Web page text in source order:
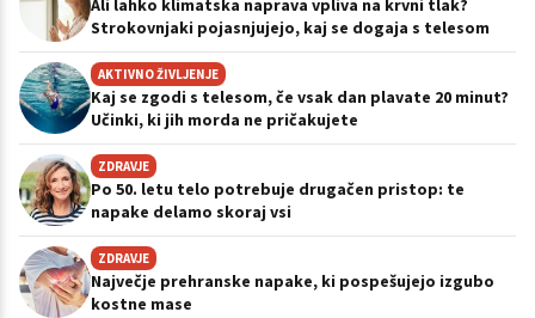
Ali lahko klimatska naprava vpliva na krvni tlak?
Strokovnjaki pojasnjujejo, kaj se dogaja s telesom
AKTIVNO ŽIVLJENJE
Kaj se zgodi s telesom, če vsak dan plavate 20 minut?
Učinki, ki jih morda ne pričakujete
ZDRAVJE
Po 50. letu telo potrebuje drugačen pristop: te
napake delamo skoraj vsi
ZDRAVJE
Največje prehranske napake, ki pospešujejo izgubo
kostne mase